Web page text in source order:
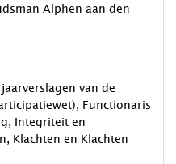
Alphen aan den
van de
Functionaris
Integriteit en
Klachten en Klachten